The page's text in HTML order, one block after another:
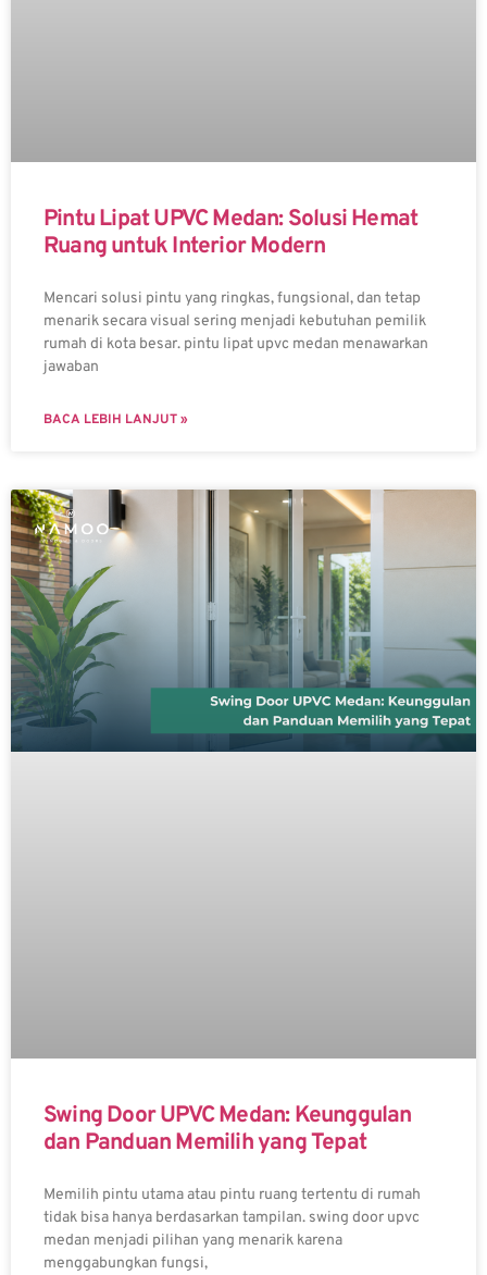
Pintu Lipat UPVC Medan: Solusi Hemat
Ruang untuk Interior Modern
Mencari solusi pintu yang ringkas, fungsional, dan tetap
menarik secara visual sering menjadi kebutuhan pemilik
rumah di kota besar. pintu lipat upvc medan menawarkan
jawaban
BACA LEBIH LANJUT »
Swing Door UPVC Medan: Keunggulan
dan Panduan Memilih yang Tepat
Memilih pintu utama atau pintu ruang tertentu di rumah
tidak bisa hanya berdasarkan tampilan. swing door upvc
medan menjadi pilihan yang menarik karena
menggabungkan fungsi,